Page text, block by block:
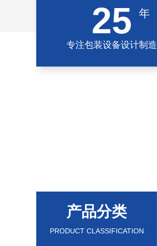
25 年
专注包装设备设计制造
产品分类
PRODUCT CLASSIFICATION